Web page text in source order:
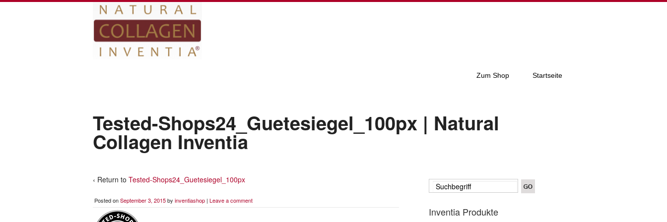
Zum Shop Startseite
Tested-Shops24_Guetesiegel_100px | Natural
Collagen Inventia
‹ Return to Tested-Shops24_Guetesiegel_100px
Posted onSeptember 3, 2015by inventiashop | Leave a comment
Inventia Produkte